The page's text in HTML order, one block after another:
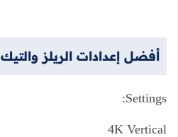
أفضل إعدادات الريلز والتيك
Settings:
4K Vertical